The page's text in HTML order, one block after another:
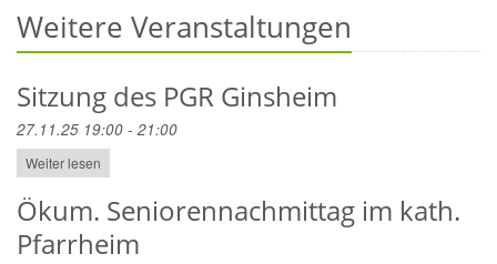
Weitere Veranstaltungen
Sitzung des PGR Ginsheim
27.11.25 19:00 - 21:00
Weiter lesen
Ökum. Seniorennachmittag im kath.
Pfarrheim